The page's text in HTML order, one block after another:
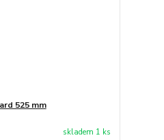
525 mm
skladem 1 ks